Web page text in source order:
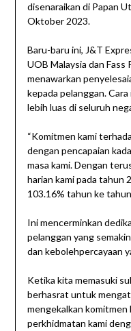
disenaraikan di Papan
Oktober 2023.
Baru-baru ini, J&T
UOB Malaysia dan
menawarkan
kepada pelanggan.
lebih luas di seluruh
“Komitmen kami
dengan pencapaian
masa kami. Dengan
harian kami pada tahun
103.16% tahun ke
Ini mencerminkan
pelanggan yang
dan kebolehpercayaan
Ketika kita memasuki
berhasrat untuk
mengekalkan komitmen
perkhidmatan kami